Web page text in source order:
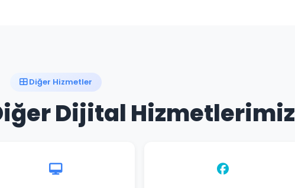
Diğer Hizmetler
Dijital Hizmetlerimiz